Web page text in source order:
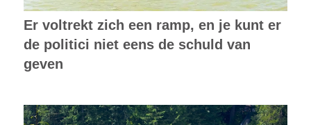
Er voltrekt zich een ramp, en je kunt er
de politici niet eens de schuld van
geven